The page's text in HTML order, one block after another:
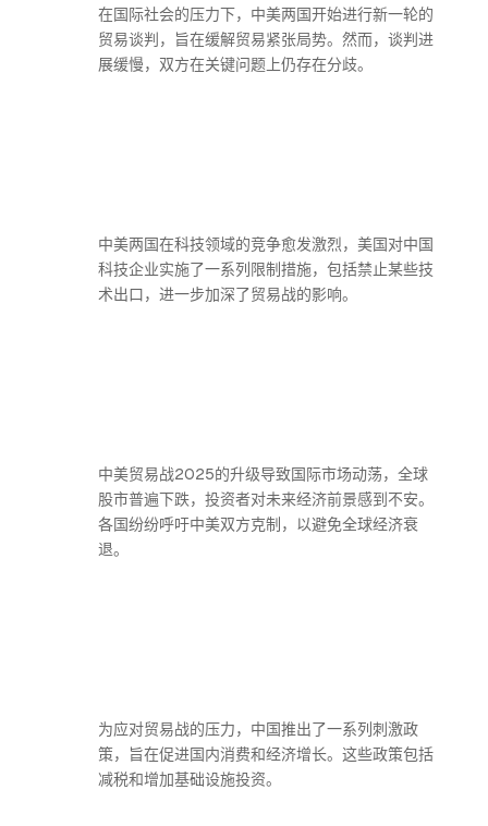
在国际社会的压力下，中美两国开始进行新一轮的
贸易谈判，旨在缓解贸易紧张局势。然而，谈判进
展缓慢，双方在关键问题上仍存在分歧。
中美两国在科技领域的竞争愈发激烈，美国对中国
科技企业实施了一系列限制措施，包括禁止某些技
术出口，进一步加深了贸易战的影响。
中美贸易战2025的升级导致国际市场动荡，全球
股市普遍下跌，投资者对未来经济前景感到不安。
各国纷纷呼吁中美双方克制，以避免全球经济衰
退。
为应对贸易战的压力，中国推出了一系列刺激政
策，旨在促进国内消费和经济增长。这些政策包括
减税和增加基础设施投资。